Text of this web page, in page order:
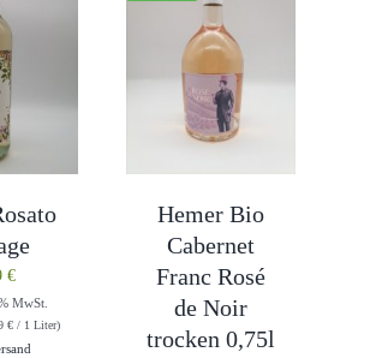
€
MwSt.
€ / 1 Liter)
Hemer Bio
Cabernet
Franc Rosé
de Noir
trocken 0,75l